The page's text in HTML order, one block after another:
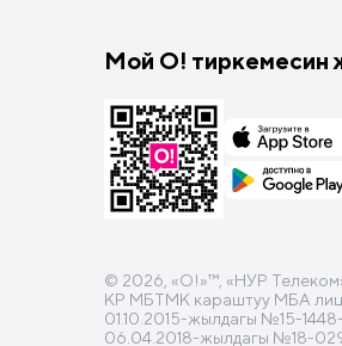
Мой О! тиркемесин
© 2026, «O!»™, «НУР
КР МБТМК караштуу МБА
01.10.2015-жылдагы №15-
06.04.2018-жылдагы №18-